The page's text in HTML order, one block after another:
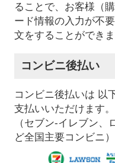
ることで、お客様（
ード情報の入力が不
文をすることができま
コンビニ後払い
コンビニ後払いは 以
支払いいただけます。
（セブン-イレブン
ど全国主要コンビニ）